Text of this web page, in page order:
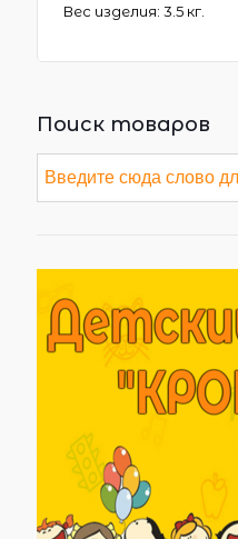
Вес изделия: 3.5 кг.
Поиск товаров